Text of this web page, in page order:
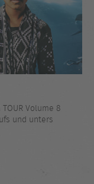
Volume 8
und unters